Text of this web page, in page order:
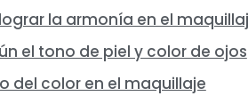
la armonía en el
el tono de piel y color de ojos
del color en el maquillaje